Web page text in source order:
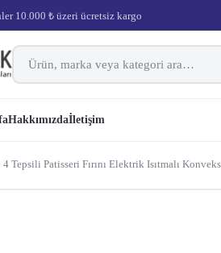
10.000 ₺ üzeri ücretsiz kargo
Hakkımızdaİletişim
Tepsili Patisseri Fırını Elektrik Isıtmalı